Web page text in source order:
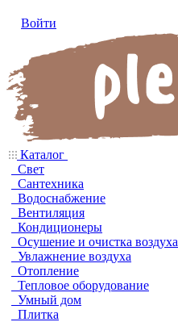
Войти
Каталог
Свет
Сантехника
Водоснабжение
Вентиляция
Кондиционеры
Осушение и очистка воздуха
Увлажнение воздуха
Отопление
Тепловое оборудование
Умный дом
Плитка